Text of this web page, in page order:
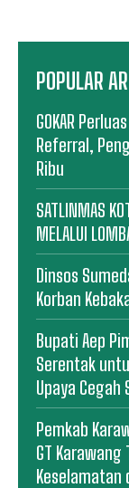
POPULAR
GOKAR
Referral,
Ribu
SATLINMAS
MELALUI
Dinsos
Korban
Bupati Aep
Serentak
Upaya
Pemkab
GT Karawang
Keselamatan